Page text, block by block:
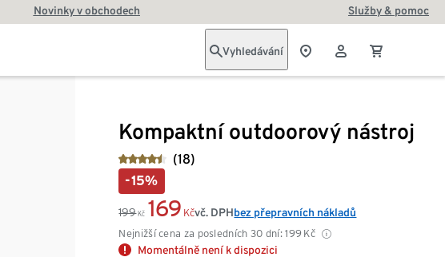
Novinky v obchodech Služby & pomoc
Vyhledávání
Kompaktní outdoorový nástroj
(18)
-15%
199 Kč 169 Kč
Nejnižší cena za posledních 30 dní: 199 Kč
vč. DPHbez přepravních nákladů
Momentálně není k dispozici